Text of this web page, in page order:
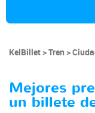
KelBillet Tren
Mejores
un billete